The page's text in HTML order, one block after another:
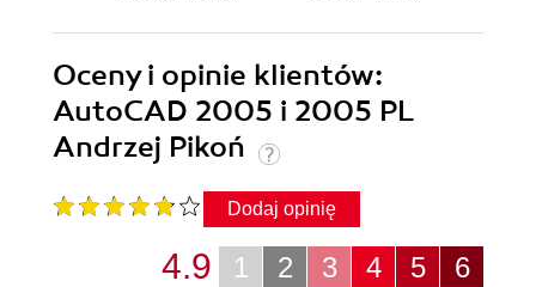
Oceny i opinie klientów:
AutoCAD 2005 i 2005 PL
Andrzej Pikoń
Dodaj opinię
6
5
4
3
2
1
4.9